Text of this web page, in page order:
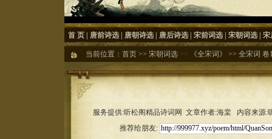
首 页 唐前诗选 唐朝诗选 唐后诗选 宋前词选 宋朝词选 宋
当前位置： 首页 >> 宋朝词选 >> 《全宋词》 >> 全宋词 卷
服务提供:听松阁精品诗词网 文章作者:海棠 内容来源
推荐给朋友: